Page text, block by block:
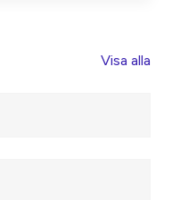
Visa alla